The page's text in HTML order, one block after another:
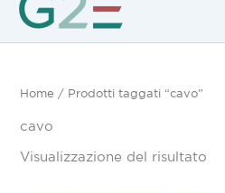
Home / Prodotti taggati “cavo”
cavo
Visualizzazione del risultato